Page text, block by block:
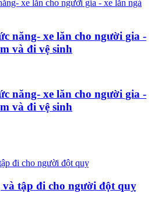
năng- xe lăn cho người gia -
và đi vệ sinh
năng- xe lăn cho người gia -
và đi vệ sinh
tập đi cho người đột quỵ